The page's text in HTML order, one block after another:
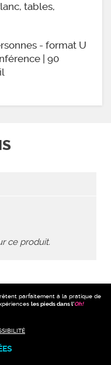
tables,
- format U
| 90
ce produit.
parfaitement à la pratique de
les pieds dans l'Oh!